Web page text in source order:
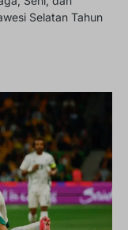
Selatan Tahun